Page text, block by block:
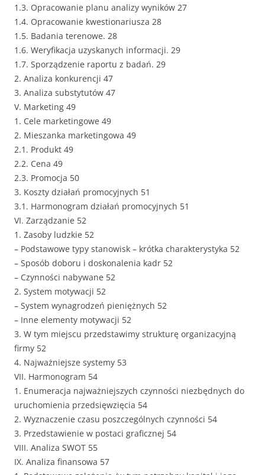
1.3. Opracowanie planu analizy wyników 27
1.4. Opracowanie kwestionariusza 28
1.5. Badania terenowe. 28
1.6. Weryfikacja uzyskanych informacji. 29
1.7. Sporządzenie raportu z badań. 29
2. Analiza konkurencji 47
3. Analiza substytutów 47
V. Marketing 49
1. Cele marketingowe 49
2. Mieszanka marketingowa 49
2.1. Produkt 49
2.2. Cena 49
2.3. Promocja 50
3. Koszty działań promocyjnych 51
3.1. Harmonogram działań promocyjnych 51
VI. Zarządzanie 52
1. Zasoby ludzkie 52
– Podstawowe typy stanowisk – krótka charakterystyka 52
– Sposób doboru i doskonalenia kadr 52
– Czynności nabywane 52
2. System motywacji 52
– System wynagrodzeń pieniężnych 52
– Inne elementy motywacji 52
3. W tym miejscu przedstawimy strukturę organizacyjną
firmy 52
4. Najważniejsze systemy 53
VII. Harmonogram 54
1. Enumeracja najważniejszych czynności niezbędnych do
uruchomienia przedsięwzięcia 54
2. Wyznaczenie czasu poszczególnych czynności 54
3. Przedstawienie w postaci graficznej 54
VIII. Analiza SWOT 55
IX. Analiza finansowa 57